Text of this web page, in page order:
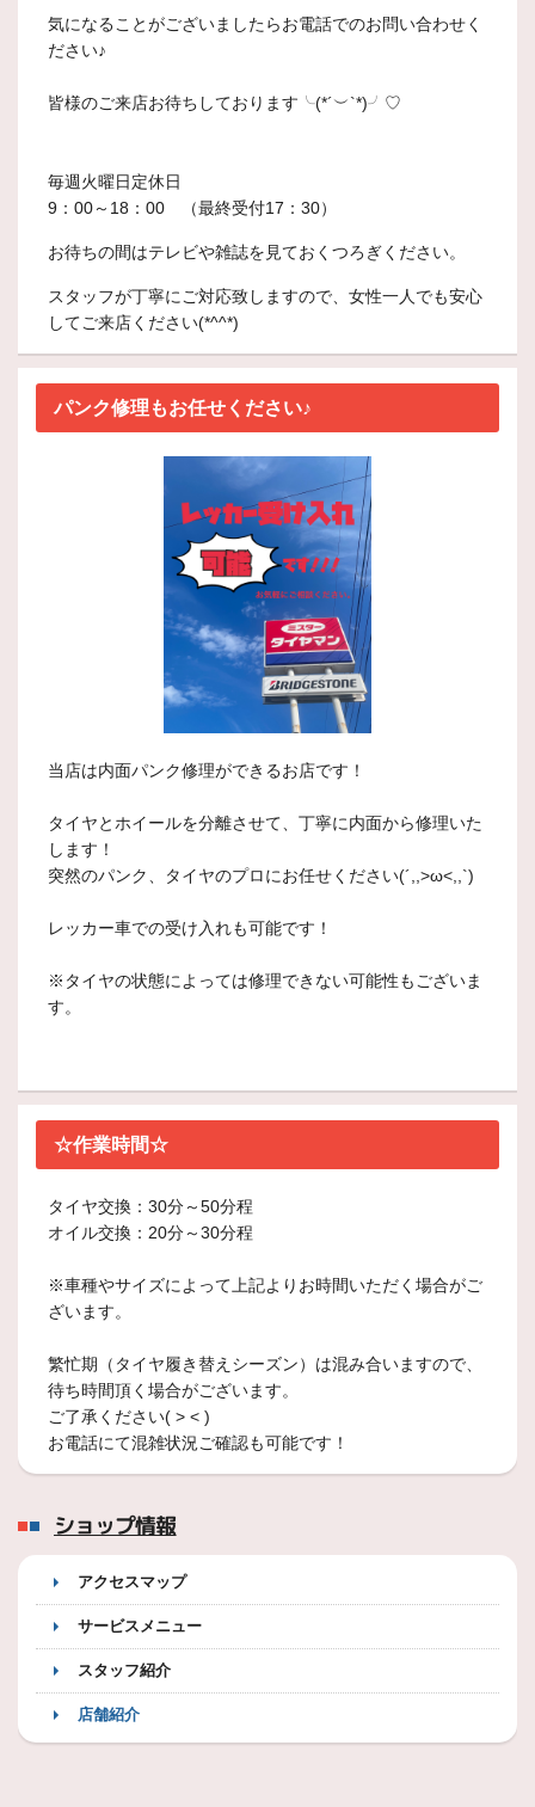
気になることがございましたらお電話でのお問い合わせく
ださい♪
皆様のご来店お待ちしております╰(*´︶`*)╯♡
毎週火曜日定休日
9：00～18：00 （最終受付17：30）
お待ちの間はテレビや雑誌を見ておくつろぎください。
スタッフが丁寧にご対応致しますので、女性一人でも安心
してご来店ください(*^^*)
パンク修理もお任せください♪
当店は内面パンク修理ができるお店です！
タイヤとホイールを分離させて、丁寧に内面から修理いた
します！
突然のパンク、タイヤのプロにお任せください(´,,>ω<,,`)
レッカー車での受け入れも可能です！
※タイヤの状態によっては修理できない可能性もございま
す。
☆作業時間☆
タイヤ交換：30分～50分程
オイル交換：20分～30分程
※車種やサイズによって上記よりお時間いただく場合がご
ざいます。
繁忙期（タイヤ履き替えシーズン）は混み合いますので、
待ち時間頂く場合がございます。
ご了承ください( ˃ ˂ )
お電話にて混雑状況ご確認も可能です！
ショップ情報
アクセスマップ
サービスメニュー
スタッフ紹介
店舗紹介